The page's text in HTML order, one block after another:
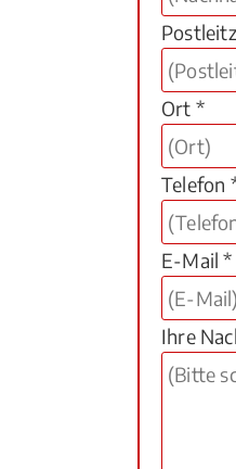
Ort *
Telefon
E-Mail *
Ihre